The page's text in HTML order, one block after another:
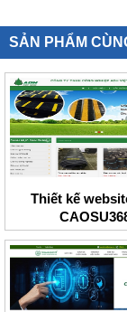
SẢN PHẨM
Thiết kế